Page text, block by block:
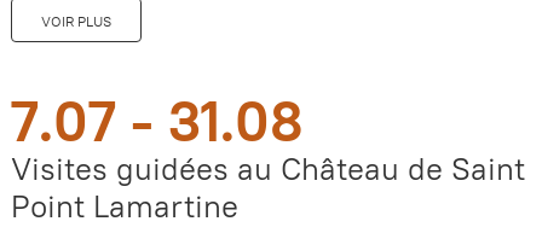
VOIR PLUS
7.07 - 31.08
Visites guidées au Château de Saint
Point Lamartine